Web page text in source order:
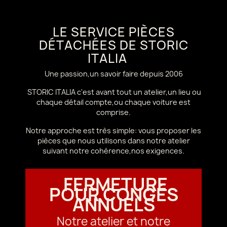
LE SERVICE PIÈCES
DÉTACHÉES DE STORIC
ITALIA
Une passion,un savoir faire depuis 2006
STORIC ITALIA c'est avant tout un atelier,un lieu ou
chaque détail compte,ou chaque voiture est
comprise.
Notre approche est très simple: vous proposer les
pièces que nous utilisons dans notre atelier
suivant notre cohérence,nos exigences.
FERMETURE
POUR CONGÉS
ANNUELS
Notre atelier et notre